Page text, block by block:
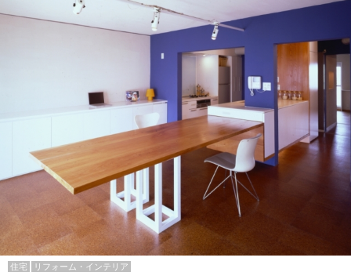
住宅 リフォーム・インテリア